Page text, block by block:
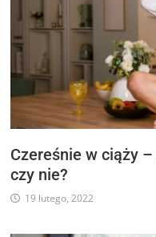
Czereśnie w ciąży
czy nie?
19 lutego, 2022